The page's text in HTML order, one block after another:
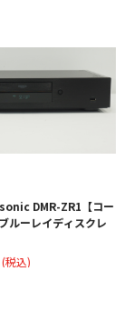
DMR-ZR1【コー
ルーレイディスクレ
(税込)